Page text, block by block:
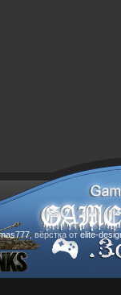
, вёрстка от elite-